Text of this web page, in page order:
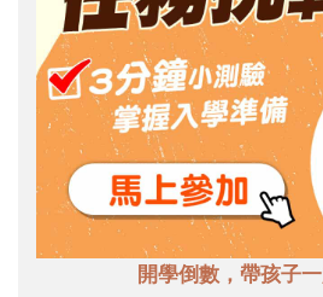
開學倒數，帶孩子